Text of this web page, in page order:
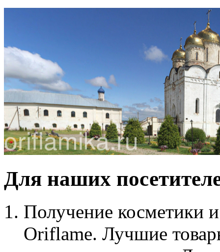
Для наших
Получение косметики
Oriflame. Лучшие